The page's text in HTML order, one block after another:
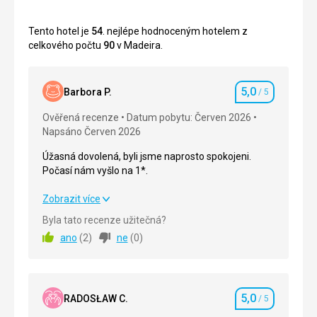
Tento hotel je 54. nejlépe hodnoceným hotelem z
celkového počtu 90v Madeira.
Barbora P. Hodnocení
5,0 / 5
Ověřená recenze
Datum pobytu: Červen 2026
Napsáno Červen 2026
Úžasná dovolená, byli jsme naprosto spokojeni.
Počasí nám vyšlo na 1*.
Úžasná dovolená, byli jsme naprosto spokojeni.
Počasí nám vyšlo na 1*.
Strava
Okolí 5,0/ 5
Zobrazit více
Byla tato recenze užitečná?
ano (2) ne (0)
RADOSŁAW C. Hodnocení
5,0 / 5